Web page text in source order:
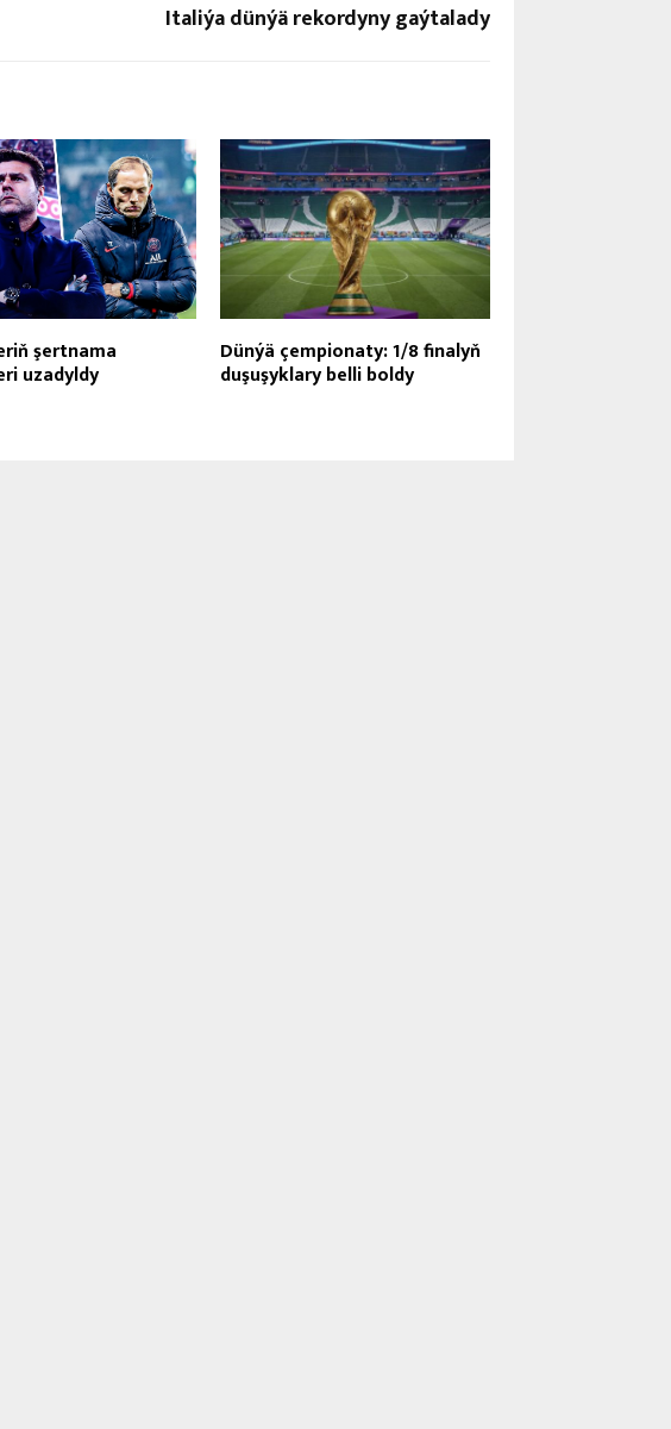
Italiýa dünýä rekordyny gaýtalady
şertnama
uzadyldy
Dünýä çempionaty: 1/8 finalyň
duşuşyklary belli boldy